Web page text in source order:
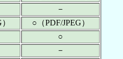
－
○（PDF/JPEG）
○
－